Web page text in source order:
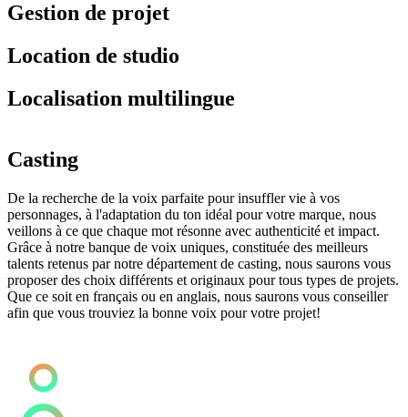
Gestion de projet
Location de studio
Localisation multilingue
Casting
De la recherche de la voix parfaite pour insuffler vie à vos
personnages, à l'adaptation du ton idéal pour votre marque, nous
veillons à ce que chaque mot résonne avec authenticité et impact.
Grâce à notre banque de voix uniques, constituée des meilleurs
talents retenus par notre département de casting, nous saurons vous
proposer des choix différents et originaux pour tous types de projets.
Que ce soit en français ou en anglais, nous saurons vous conseiller
afin que vous trouviez la bonne voix pour votre projet!